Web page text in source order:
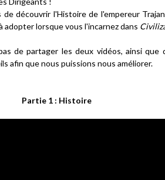
découvrir l'Histoire de l'empereur
lorsque vous l'incarnez dans
de partager les deux vidéos, ainsi
afin que nous puissions nous améliorer.
Partie 1 : Histoire